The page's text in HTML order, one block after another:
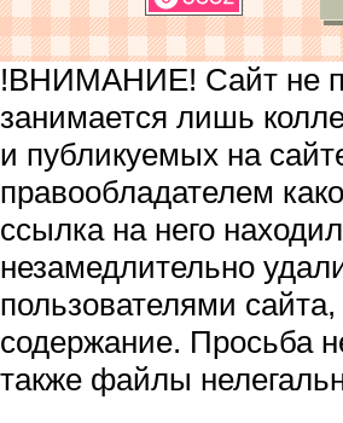
!ВНИМАНИЕ! Сайт не
занимается лишь
и публикуемых на
правообладателем
ссылка на него
незамедлительно
пользователями
содержание. Просьба
также файлы